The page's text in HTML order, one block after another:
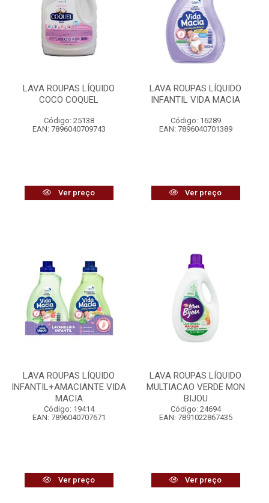
LAVA ROUPAS LÍQUIDO
COCO COQUEL
Código: 25138
EAN: 7896040709743
Ver preço
LAVA ROUPAS LÍQUIDO
INFANTIL VIDA MACIA
Código: 16289
EAN: 7896040701389
Ver preço
LAVA ROUPAS LÍQUIDO
INFANTIL+AMACIANTE VIDA
MACIA
Código: 19414
EAN: 7896040707671
Ver preço
LAVA ROUPAS LÍQUIDO
MULTIACAO VERDE MON
BIJOU
Código: 24694
EAN: 7891022867435
Ver preço